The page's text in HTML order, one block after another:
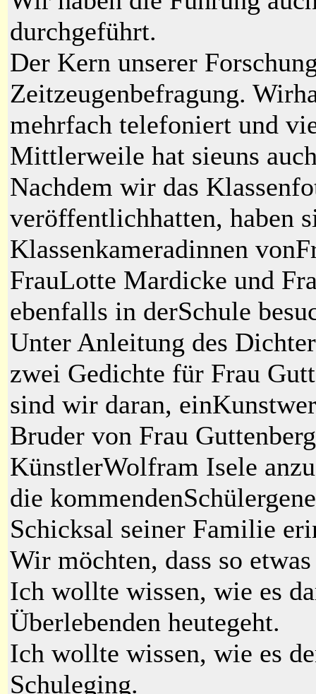
durchgeführt.
Der Kern unserer
Zeitzeugenbefragung.
mehrfach telefoniert und
Mittlerweile hat sieuns
Nachdem wir das
veröffentlichhatten, haben
Klassenkameradinnen
FrauLotte Mardicke und
ebenfalls in derSchule
Unter Anleitung des
zwei Gedichte für Frau
sind wir daran,
Bruder von Frau
KünstlerWolfram Isele
die
Schicksal seiner Familie
Wir möchten, dass so
Ich wollte wissen, wie es
Überlebenden heutegeht.
Ich wollte wissen, wie es
Schuleging.